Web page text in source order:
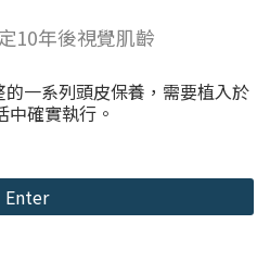
10年後視覺肌齡
一系列頭皮保養，需要植入於
中確實執行。
Enter